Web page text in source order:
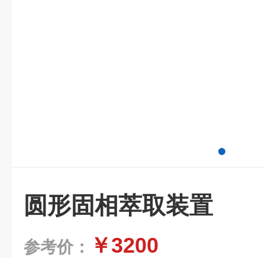
圆形固相萃取装置
参考价： ￥3200